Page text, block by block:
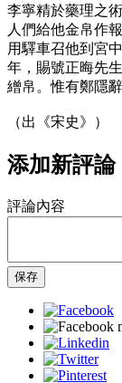
李寧精於藥理之
人們給他金帛作
用驛車召他到宮
年，賜號正晦先
繒帛。惟有鄭隱
（出《宋史》）
添加新評論
評論內容
保存